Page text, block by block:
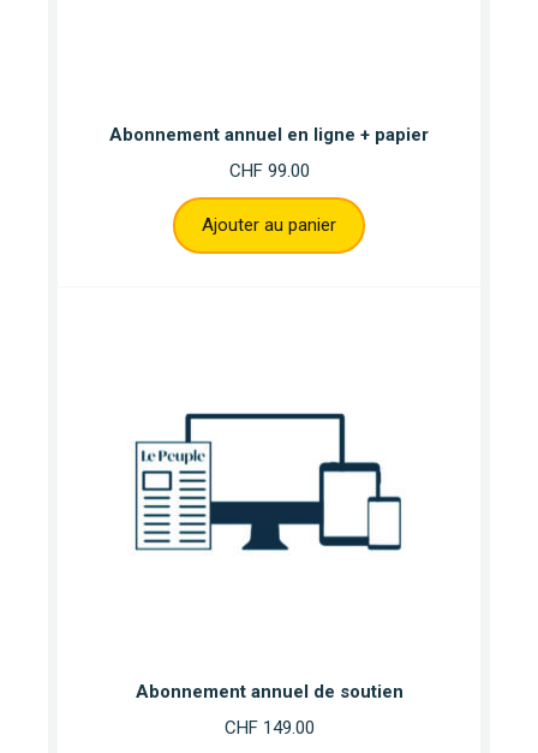
Abonnement annuel en ligne + papier
CHF99.00
Ajouter au panier
Abonnement annuel de soutien
CHF149.00